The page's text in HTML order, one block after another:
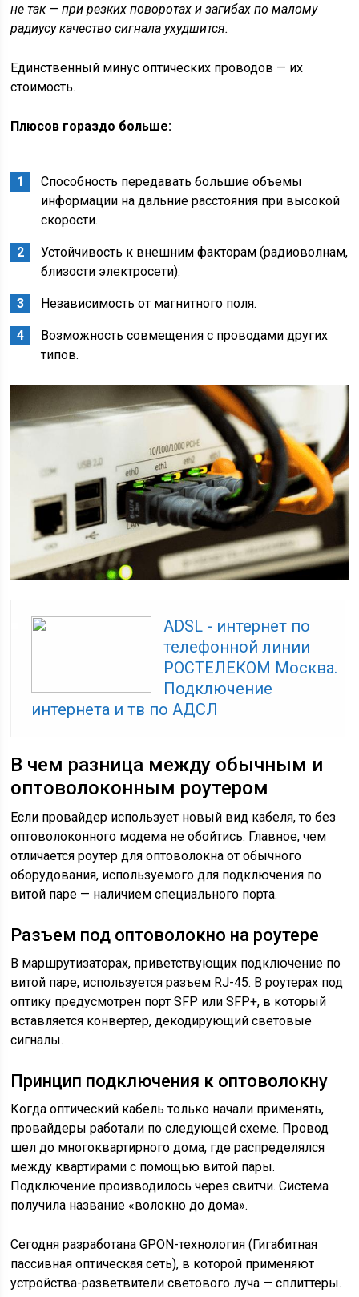
не так — при резких поворотах и загибах по малому
радиусу качество сигнала ухудшится.
Единственный минус оптических проводов — их
стоимость.
Плюсов гораздо больше:
Способность передавать большие объемы
информации на дальние расстояния при высокой
скорости.
Устойчивость к внешним факторам (радиоволнам,
близости электросети).
Независимость от магнитного поля.
Возможность совмещения с проводами других
типов.
ADSL - интернет по
телефонной линии
РОСТЕЛЕКОМ Москва.
Подключение
интернета и тв по АДСЛ
В чем разница между обычным и
оптоволоконным роутером
Если провайдер использует новый вид кабеля, то без
оптоволоконного модема не обойтись. Главное, чем
отличается роутер для оптоволокна от обычного
оборудования, используемого для подключения по
витой паре — наличием специального порта.
Разъем под оптоволокно на роутере
В маршрутизаторах, приветствующих подключение по
витой паре, используется разъем RJ-45. В роутерах под
оптику предусмотрен порт SFP или SFP+, в который
вставляется конвертер, декодирующий световые
сигналы.
Принцип подключения к оптоволокну
Когда оптический кабель только начали применять,
провайдеры работали по следующей схеме. Провод
шел до многоквартирного дома, где распределялся
между квартирами с помощью витой пары.
Подключение производилось через свитчи. Система
получила название «волокно до дома».
Сегодня разработана GPON-технология (Гигабитная
пассивная оптическая сеть), в которой применяют
устройства-разветвители светового луча — сплиттеры.